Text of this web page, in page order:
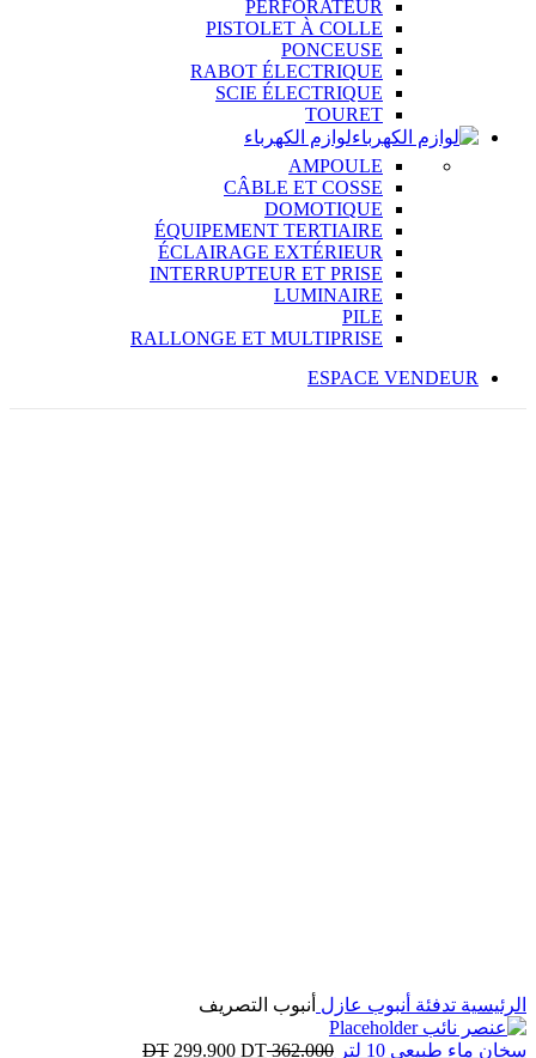
PERFORATEUR
PISTOLET À COLLE
PONCEUSE
RABOT ÉLECTRIQUE
SCIE ÉLECTRIQUE
TOURET
لوازم الكهرباء
AMPOULE
CÂBLE ET COSSE
DOMOTIQUE
ÉQUIPEMENT TERTIAIRE
ÉCLAIRAGE EXTÉRIEUR
INTERRUPTEUR ET PRISE
LUMINAIRE
PILE
RALLONGE ET MULTIPRISE
ESPACE VENDEUR
الرئيسية تدفئة أنبوب عازل أنبوب التصريف
سخان ماء طبيعي 10 لتر 362.000
DT
299.900 DT